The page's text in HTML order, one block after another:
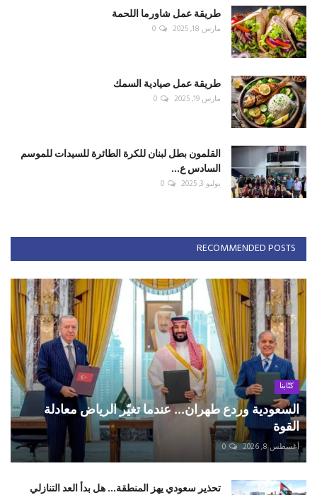
طريقة عمل شاورما اللحمة
مارس 18, 2025 0
طريقة عمل صيادية السمك
مارس 19, 2025 0
القلمون بطل لبنان للكرة الطائرة للسيدات للموسم
السادس ع...
يوليو 3, 2025 0
RECOMMENDED POSTS
كتّابنا
السعودية وردع طهران... عندما تغيّر الرياض معادلة
القوة
أغسطس 8, 2026 0
تحذير سعودي يهز المنطقة... هل بدأ العد التنازلي